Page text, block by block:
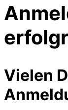
Vielen